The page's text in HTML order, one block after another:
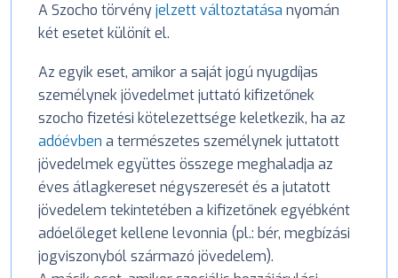
A Szocho törvényjelzett változtatása nyomán
két esetet különít el.
Az egyik eset, amikor a saját jogú nyugdíjas
személynek jövedelmet juttató kifizetőnek
szocho fizetési kötelezettsége keletkezik, ha az
adóévben a természetes személynek juttatott
jövedelmek együttes összege meghaladja az
éves átlagkereset négyszeresét és a jutatott
jövedelem tekintetében a kifizetőnek egyébként
adóelőleget kellene levonnia (pl.: bér, megbízási
jogviszonyból származó jövedelem).